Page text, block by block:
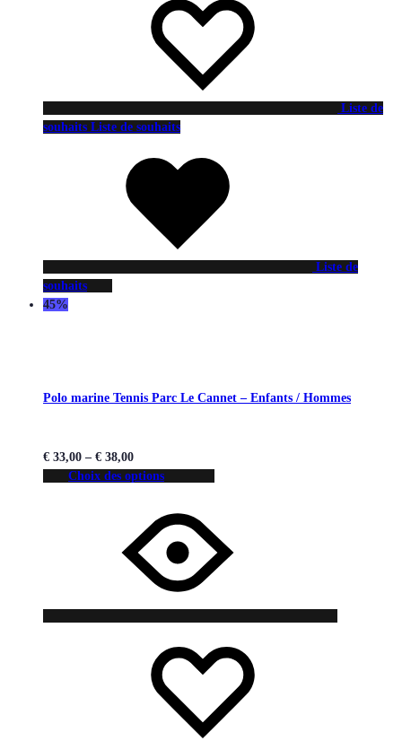
Liste de
souhaits Liste de souhaits
Liste de
souhaits
45%
Polo marine Tennis Parc Le Cannet – Enfants / Hommes
€ 33,00 – € 38,00
Choix des options